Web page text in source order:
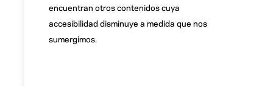
encuentran otros contenidos cuya
accesibilidad disminuye a medida que nos
sumergimos.